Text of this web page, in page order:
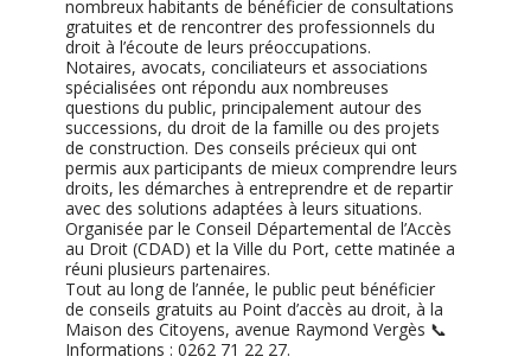
nombreux habitants de bénéficier de consultations
gratuites et de rencontrer des professionnels du
droit à l’écoute de leurs préoccupations.
Notaires, avocats, conciliateurs et associations
spécialisées ont répondu aux nombreuses
questions du public, principalement autour des
successions, du droit de la famille ou des projets
de construction. Des conseils précieux qui ont
permis aux participants de mieux comprendre leurs
droits, les démarches à entreprendre et de repartir
avec des solutions adaptées à leurs situations.
Organisée par le Conseil Départemental de l’Accès
au Droit (CDAD) et la Ville du Port, cette matinée a
réuni plusieurs partenaires.
Tout au long de l’année, le public peut bénéficier
de conseils gratuits au Point d’accès au droit, à la
Maison des Citoyens, avenue Raymond Vergès 📞
Informations : 0262 71 22 27.